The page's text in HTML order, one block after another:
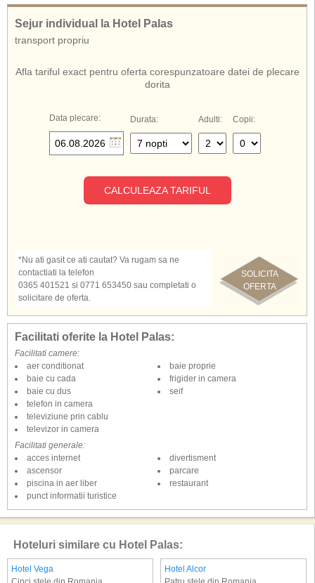
De asemenea, cunoscut si sub numele de:
Palas Mamaia
Hotel Palas Romania
Sejur individual la Hotel Palas
transport propriu
Afla tariful exact pentru oferta corespunzatoare datei de plecare
dorita
Data plecare: Durata: Adulti: Copii:
CALCULEAZA TARIFUL
SOLICITA
OFERTA
*Nu ati gasit ce ati cautat? Va rugam sa ne
contactiati la telefon
0365 401521 si 0771 653450 sau completati o
solicitare de oferta.
Facilitati oferite la Hotel Palas:
Facilitati camere:
aer conditionat
baie cu cada
baie cu dus
baie proprie
frigider in camera
seif
telefon in camera
televiziune prin cablu
televizor in camera
Facilitati generale:
acces internet
ascensor
divertisment
parcare
piscina in aer liber
punct informatii turistice
restaurant
Hoteluri similare cu Hotel Palas:
Hotel Vega
Hotel Alcor